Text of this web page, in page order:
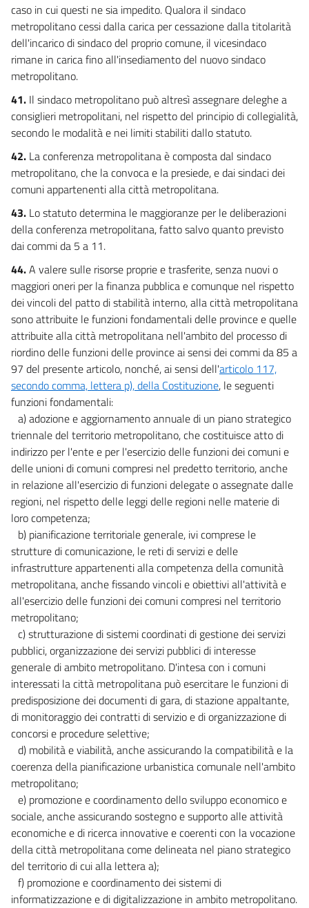
caso in cui questi ne sia impedito. Qualora il sindaco
metropolitano cessi dalla carica per cessazione dalla titolarità
dell'incarico di sindaco del proprio comune, il vicesindaco
rimane in carica fino all'insediamento del nuovo sindaco
metropolitano.
41. Il sindaco metropolitano può altresì assegnare deleghe a
consiglieri metropolitani, nel rispetto del principio di collegialità,
secondo le modalità e nei limiti stabiliti dallo statuto.
42. La conferenza metropolitana è composta dal sindaco
metropolitano, che la convoca e la presiede, e dai sindaci dei
comuni appartenenti alla città metropolitana.
43. Lo statuto determina le maggioranze per le deliberazioni
della conferenza metropolitana, fatto salvo quanto previsto
dai commi da 5 a 11.
44.A valere sulle risorse proprie e trasferite, senza nuovi o
maggiori oneri per la finanza pubblica e comunque nel rispetto
dei vincoli del patto di stabilità interno, alla città metropolitana
sono attribuite le funzioni fondamentali delle province e quelle
attribuite alla città metropolitana nell'ambito del processo di
riordino delle funzioni delle province ai sensi dei commi da 85 a
97 del presente articolo, nonché, ai sensi dell'articolo 117,
secondo comma, lettera p), della Costituzione, le seguenti
funzioni fondamentali:
a) adozione e aggiornamento annuale di un piano strategico
triennale del territorio metropolitano, che costituisce atto di
indirizzo per l'ente e per l'esercizio delle funzioni dei comuni e
delle unioni di comuni compresi nel predetto territorio, anche
in relazione all'esercizio di funzioni delegate o assegnate dalle
regioni, nel rispetto delle leggi delle regioni nelle materie di
loro competenza;
b) pianificazione territoriale generale, ivi comprese le
strutture di comunicazione, le reti di servizi e delle
infrastrutture appartenenti alla competenza della comunità
metropolitana, anche fissando vincoli e obiettivi all'attività e
all'esercizio delle funzioni dei comuni compresi nel territorio
metropolitano;
c) strutturazione di sistemi coordinati di gestione dei servizi
pubblici, organizzazione dei servizi pubblici di interesse
generale di ambito metropolitano. D'intesa con i comuni
interessati la città metropolitana può esercitare le funzioni di
predisposizione dei documenti di gara, di stazione appaltante,
di monitoraggio dei contratti di servizio e di organizzazione di
concorsi e procedure selettive;
d) mobilità e viabilità, anche assicurando la compatibilità e la
coerenza della pianificazione urbanistica comunale nell'ambito
metropolitano;
e) promozione e coordinamento dello sviluppo economico e
sociale, anche assicurando sostegno e supporto alle attività
economiche e di ricerca innovative e coerenti con la vocazione
della città metropolitana come delineata nel piano strategico
del territorio di cui alla lettera a);
f) promozione e coordinamento dei sistemi di
informatizzazione e di digitalizzazione in ambito metropolitano.